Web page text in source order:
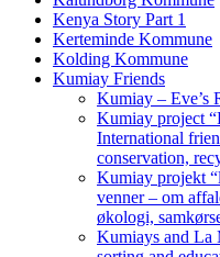
Kenya Story Part 1
Kerteminde Kommune
Kolding Kommune
Kumiay Friends
Kumiay – Eve’s
Kumiay project
International
conservation,
Kumiay projekt
venner – om
økologi,
Kumiays and La